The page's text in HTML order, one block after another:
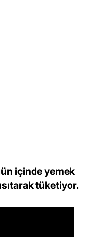
içinde yemek
tüketiyor.